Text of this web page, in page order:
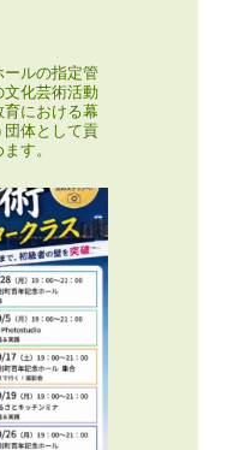
ルの指定管
化芸術活動
における幕
体として貢
す。